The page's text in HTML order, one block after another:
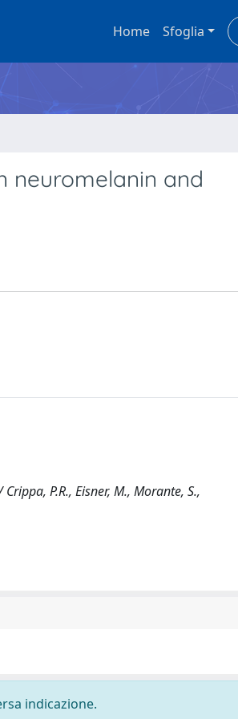
Home Sfoglia
neuromelanin and
P.R., Eisner, M., Morante, S.,
indicazione.